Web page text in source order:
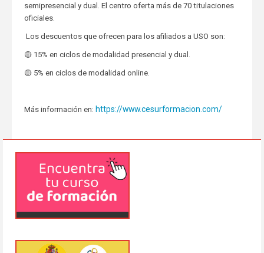
semipresencial y dual. El centro oferta más de 70 titulaciones
oficiales.
Los descuentos que ofrecen para los afiliados a USO son:
🟡 15% en ciclos de modalidad presencial y dual.
🟡 5% en ciclos de modalidad online.
Más información en: https://www.cesurformacion.com/